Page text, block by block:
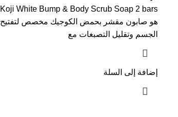
Koji White Bump & Body Scrub Soap 2 bars
هو صابون مقشر بحمض الكوجيك مخصص لتفتيح
الجسم وتقليل التصبغات مع
إضافة إلى السلة